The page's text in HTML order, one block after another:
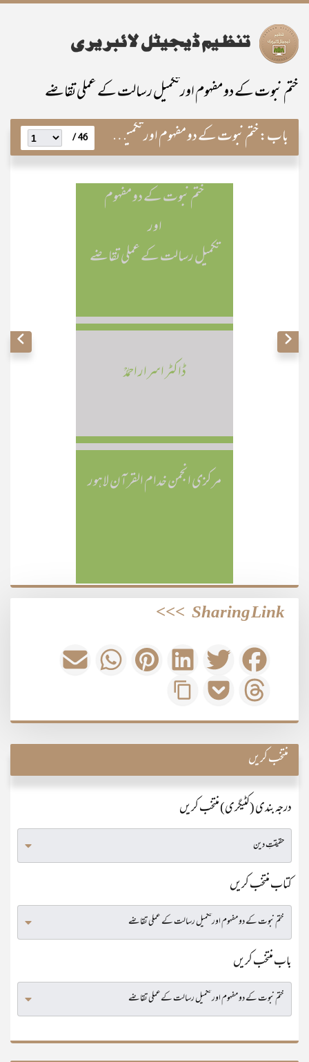
ختم نبوت کے دو مفہوم اورتکمیل رسالت کے عملی تقاضے
باب:ختم نبوت کے دو مفہوم اور تکمیل رسالت کےعملی تقاضے 46 /
ختم نبوت کے دو مفہوم
اور
تکمیل رسالت کے عملی تقاضے
ڈاکٹر اسرار احمدؒ
مرکزی انجمن خدام القرآن لاہور
Sharing Link
>>>
منتخب کریں
درجہ بندی (کٹیگری) منتخب کریں
کتاب منتخب کریں
باب منتخب کریں